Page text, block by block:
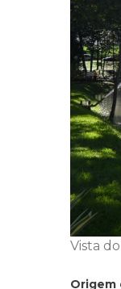
Vista
Origem